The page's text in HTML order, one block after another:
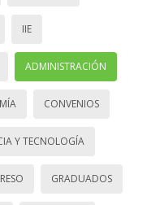
IIE
ADMINISTRACIÓN
CONVENIOS
Y TECNOLOGÍA
GRADUADOS